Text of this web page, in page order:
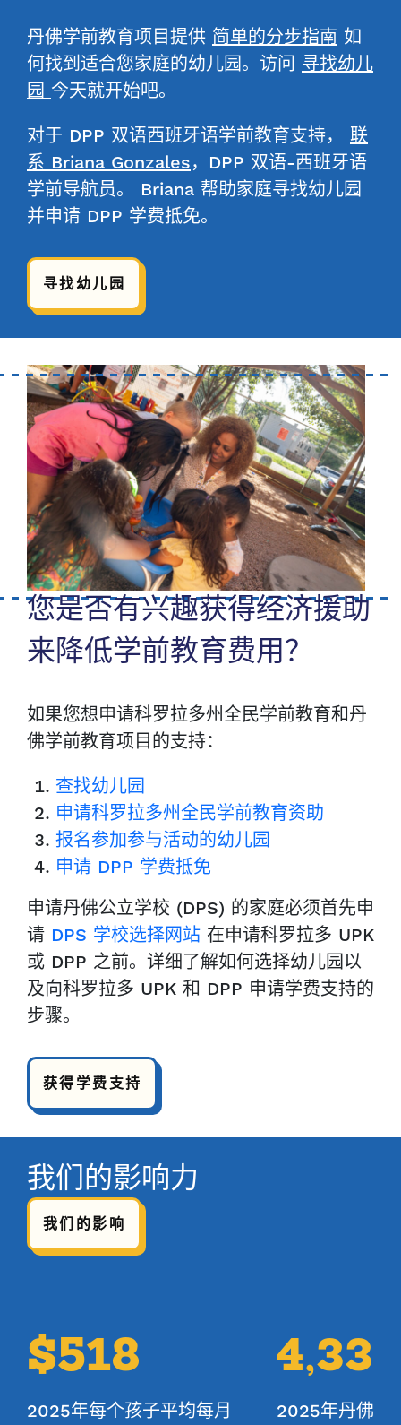
丹佛学前教育项目提供 简单的分步指南 如
何找到适合您家庭的幼儿园。访问 寻找幼儿
园今天就开始吧。
对于 DPP 双语西班牙语学前教育支持， 联
系 Briana Gonzales，DPP 双语-西班牙语
学前导航员。 Briana 帮助家庭寻找幼儿园
并申请 DPP 学费抵免。
寻找幼儿园
您是否有兴趣获得经济援助
来降低学前教育费用？
如果您想申请科罗拉多州全民学前教育和丹
佛学前教育项目的支持：
查找幼儿园
申请科罗拉多州全民学前教育资助
报名参加参与活动的幼儿园
申请 DPP 学费抵免
申请丹佛公立学校 (DPS) 的家庭必须首先申
请 DPS 学校选择网站 在申请科罗拉多 UPK
或 DPP 之前。详细了解如何选择幼儿园以
及向科罗拉多 UPK 和 DPP 申请学费支持的
步骤。
获得学费支持
我们的影响力
我们的影响
$518
2025年每个孩子平均每月
4,333
2025年丹佛市